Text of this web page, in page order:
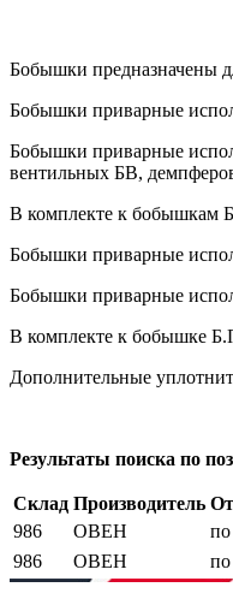
Бобышки предназначены
Бобышки приварные
Бобышки приварные
вентильных БВ,
В комплекте к бобышкам
Бобышки приварные
Бобышки приварные
В комплекте к бобышке
Дополнительные
Результаты поиска по
Склад Производитель
986
ОВЕН по
986 ОВЕН по